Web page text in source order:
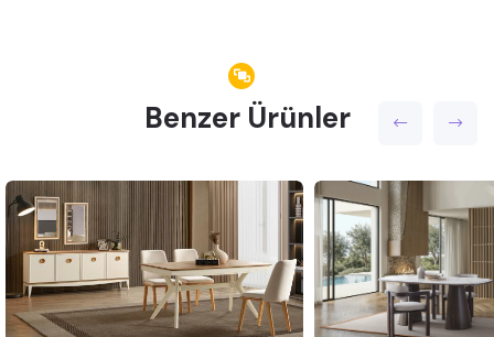
Benzer Ürünler